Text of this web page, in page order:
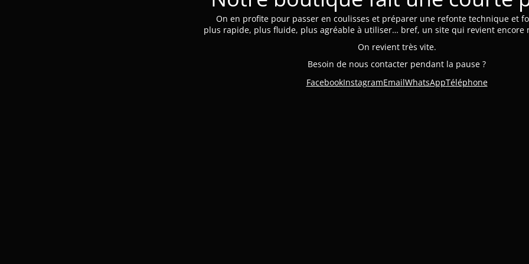
On en profite pour passer en coulisses et préparer une refonte technique et
plus rapide, plus fluide, plus agréable à utiliser… bref, un site qui revient encore
On revient très vite.
Besoin de nous contacter pendant la pause ?
FacebookInstagramEmailWhatsAppTéléphone